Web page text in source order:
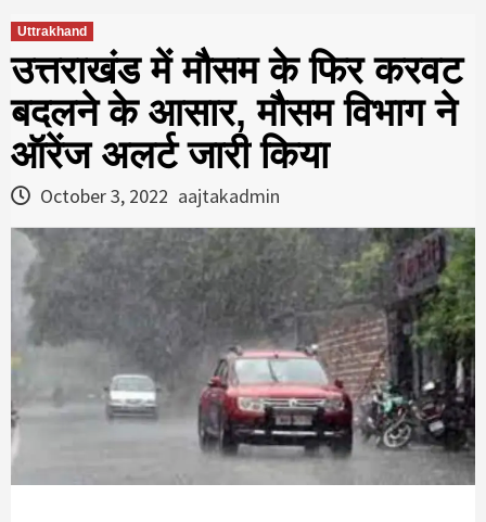
Uttrakhand
उत्तराखंड में मौसम के फिर करवट
बदलने के आसार, मौसम विभाग ने
ऑरेंज अलर्ट जारी किया
October 3, 2022 aajtakadmin